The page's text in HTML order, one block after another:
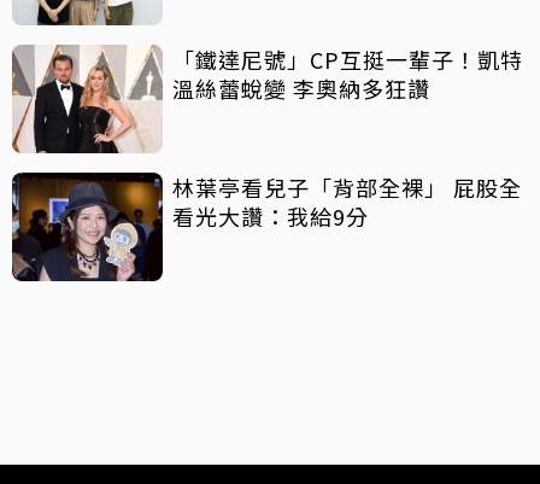
「鐵達尼號」CP互挺一輩子！凱特
溫絲蕾蛻變 李奧納多狂讚
林葉亭看兒子「背部全裸」 屁股全
看光大讚：我給9分